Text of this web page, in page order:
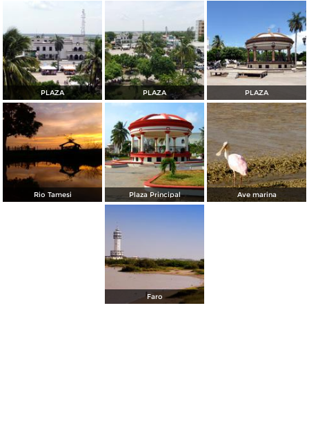
PLAZA PLAZA PLAZA
Rio Tamesi Plaza Principal Ave marina
Faro